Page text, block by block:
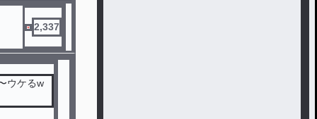
2,337
ウケるw